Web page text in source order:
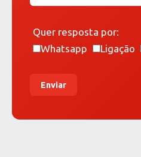
Quer resposta por:
Whatsapp
Ligação
Enviar